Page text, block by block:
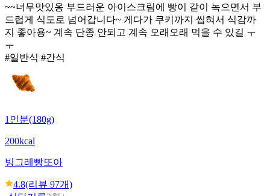
~~너무맛있옹 부드러운 아이스크림에 빵이 같이 녹으면서 부
드럽게 식도로 넘어갑니다~ 게다가 쿠키까지 씹혀서 식감까
지 좋아용~ 계속 단종 안되고 계속 오래오래 먹을 수 있길 ㅜ
ㅜ
#일반식 #간식
1인분(180g)
200kcal
빙그레 빵또아
4.8(리뷰 97개)